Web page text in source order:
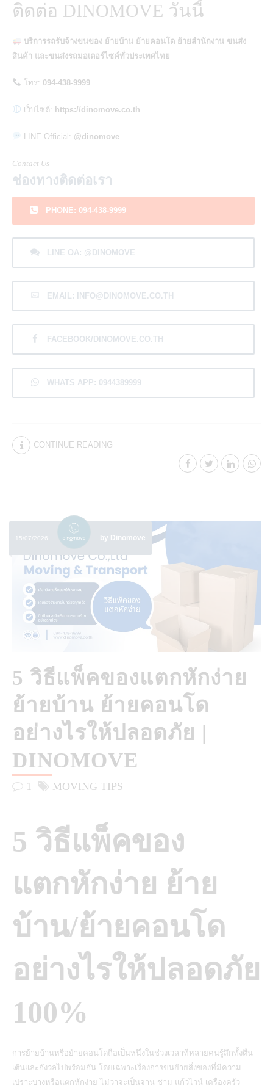
ติดต่อ DINOMOVE วันนี้
บริการรถรับจ้างขนของ ย้ายบ้าน ย้ายคอนโด ย้ายสำนักงาน ขนส่ง
สินค้า และขนส่งรถมอเตอร์ไซค์ทั่วประเทศไทย
โทร: 094-438-9999
เว็บไซต์: https://dinomove.co.th
LINE Official: @dinomove
Contact Us
ช่องทางติดต่อเรา
PHONE: 094-438-9999
LINE OA: @DINOMOVE
EMAIL: INFO@DINOMOVE.CO.TH
FACEBOOK/DINOMOVE.CO.TH
WHATS APP: 0944389999
CONTINUE READING
15/07/2026 by Dinomove
5 วิธีแพ็คของแตกหักง่าย
ย้ายบ้าน ย้ายคอนโด
อย่างไรให้ปลอดภัย |
DINOMOVE
1 MOVING TIPS
5 วิธีแพ็คของ
แตกหักง่าย ย้าย
บ้าน/ย้ายคอนโด
อย่างไรให้ปลอดภัย
100%
การย้ายบ้านหรือย้ายคอนโดถือเป็นหนึ่งในช่วงเวลาที่หลายคนรู้สึกทั้งตื่น
เต้นและกังวลไปพร้อมกัน โดยเฉพาะเรื่องการขนย้ายสิ่งของที่มีความ
เปราะบางหรือแตกหักง่าย ไม่ว่าจะเป็นจาน ชาม แก้วไวน์ เครื่องครัว